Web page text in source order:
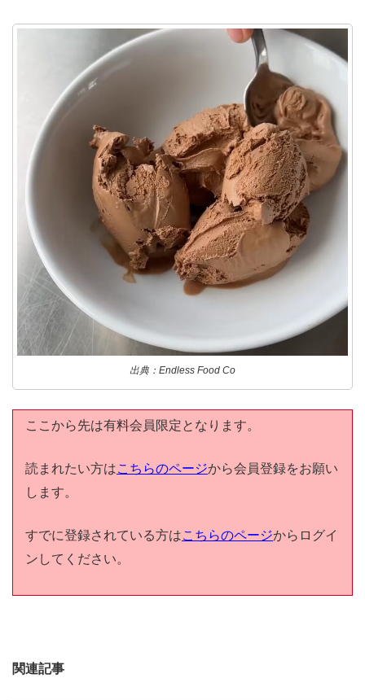
出典：Endless Food Co
ここから先は有料会員限定となります。
読まれたい方はこちらのページから会員登録をお願い
します。
すでに登録されている方はこちらのページからログイ
ンしてください。
関連記事